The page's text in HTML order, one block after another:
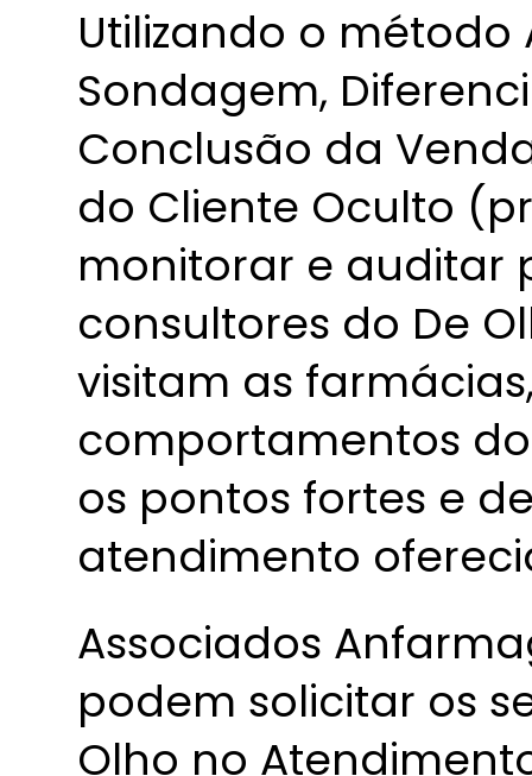
Utilizando o método
Sondagem,
Conclusão da
do Cliente Oculto
monitorar e auditar
consultores do De
visitam as
comportamentos
os pontos fortes e
atendimento
Associados
podem solicitar os
Olho no